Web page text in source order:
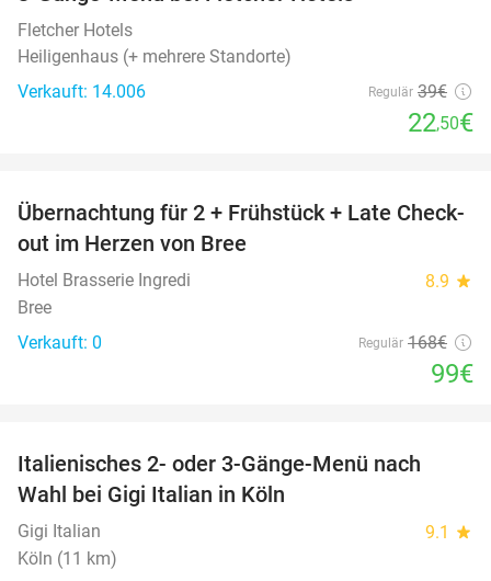
Fletcher Hotels
Heiligenhaus (+ mehrere Standorte)
Verkauft: 14.006
Regulär 39€
22,50€
41%
TODAY
Übernachtung für 2 + Frühstück + Late Check-
out im Herzen von Bree
Hotel Brasserie Ingredi 8.9 star
Bree
Verkauft: 0
Regulär 168€
99€
Italienisches 2- oder 3-Gänge-Menü nach
Wahl bei Gigi Italian in Köln
Gigi Italian 9.1 star
Köln (11 km)